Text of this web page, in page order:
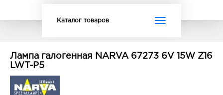
Toggle
Каталог товаров
Лампа галогенная NARVA 67273 6V 15W Z16
LWT-P5